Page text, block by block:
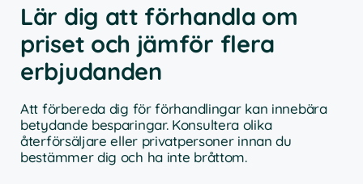
Lär dig att förhandla om
priset och jämför flera
erbjudanden
Att förbereda dig för förhandlingar kan innebära
betydande besparingar. Konsultera olika
återförsäljare eller privatpersoner innan du
bestämmer dig och ha inte bråttom.